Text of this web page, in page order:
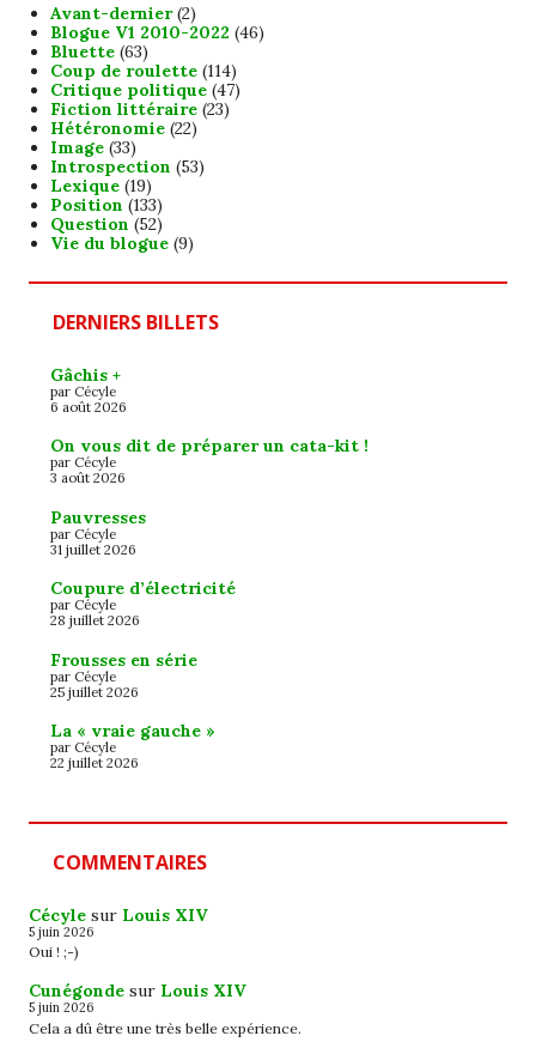
Avant-dernier(2)
Blogue V1 2010-2022 (46)
Bluette(63)
Coup de roulette(114)
Critique politique(47)
Fiction littéraire(23)
Hétéronomie(22)
Image(33)
Introspection (53)
Lexique(19)
Position (133)
Question (52)
Vie du blogue(9)
DERNIERS BILLETS
Gâchis +
par Cécyle
6 août 2026
On vous dit de préparer un cata-kit !
par Cécyle
3 août 2026
Pauvresses
par Cécyle
31 juillet 2026
Coupure d’électricité
par Cécyle
28 juillet 2026
Frousses en série
par Cécyle
25 juillet 2026
La « vraie gauche »
par Cécyle
22 juillet 2026
COMMENTAIRES
Cécyle sur Louis XIV
5 juin 2026
Oui ! ;-)
Cunégonde sur Louis XIV
5 juin 2026
Cela a dû être une très belle expérience.